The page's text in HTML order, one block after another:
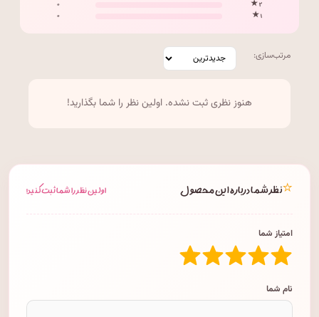
۲ ★
۰
۱ ★
۰
مرتب‌سازی:
هنوز نظری ثبت نشده. اولین نظر را شما بگذارید!
⭐نظر شما درباره این محصول اولین نظر را شما ثبت کنید!
امتیاز شما
نام شما